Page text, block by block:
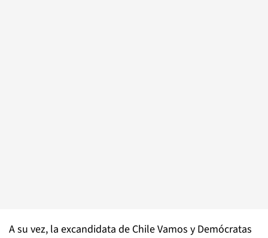
A su vez, la excandidata de Chile Vamos y Demócratas